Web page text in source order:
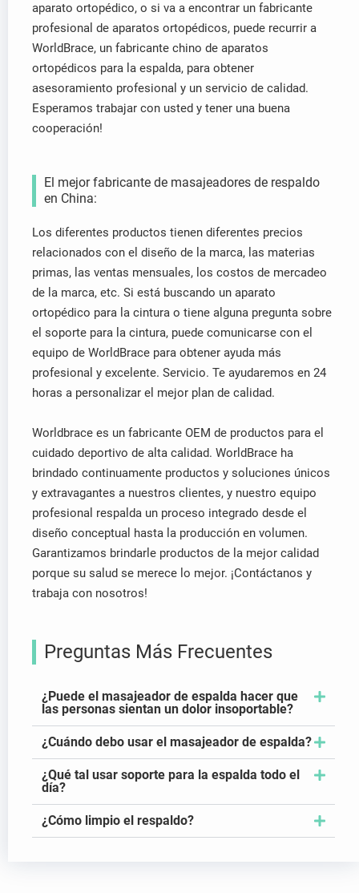
aparato ortopédico, o si va a encontrar un fabricante
profesional de aparatos ortopédicos, puede recurrir a
WorldBrace, un fabricante chino de aparatos
ortopédicos para la espalda, para obtener
asesoramiento profesional y un servicio de calidad.
Esperamos trabajar con usted y tener una buena
cooperación!
El mejor fabricante de masajeadores de respaldo
en China:
Los diferentes productos tienen diferentes precios
relacionados con el diseño de la marca, las materias
primas, las ventas mensuales, los costos de mercadeo
de la marca, etc. Si está buscando un aparato
ortopédico para la cintura o tiene alguna pregunta sobre
el soporte para la cintura, puede comunicarse con el
equipo de WorldBrace para obtener ayuda más
profesional y excelente. Servicio. Te ayudaremos en 24
horas a personalizar el mejor plan de calidad.
Worldbrace es un fabricante OEM de productos para el
cuidado deportivo de alta calidad. WorldBrace ha
brindado continuamente productos y soluciones únicos
y extravagantes a nuestros clientes, y nuestro equipo
profesional respalda un proceso integrado desde el
diseño conceptual hasta la producción en volumen.
Garantizamos brindarle productos de la mejor calidad
porque su salud se merece lo mejor. ¡Contáctanos y
trabaja con nosotros!
Preguntas Más Frecuentes
¿Puede el masajeador de espalda hacer que
las personas sientan un dolor insoportable?
¿Cuándo debo usar el masajeador de espalda?
¿Qué tal usar soporte para la espalda todo el
día?
¿Cómo limpio el respaldo?